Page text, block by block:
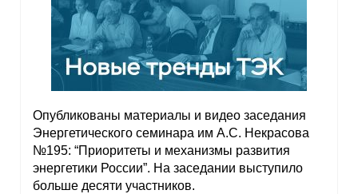
Оценка индекса промышленного
производства
Российская Система Климатического
Мониторинга
Центр «Климатическая политика и
экономика России»
Образование и карьера
Опубликованы материалы и видео заседания
Энергетического семинара им А.С. Некрасова
№195: “Приоритеты и механизмы развития
энергетики России”. На заседании выступило
больше десяти участников.